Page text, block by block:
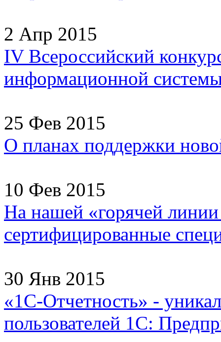
2 Апр 2015
IV Всероссийский
информационной
25 Фев 2015
О планах поддержки
10 Фев 2015
На нашей «горячей
сертифицированные
30 Янв 2015
«1С-Отчетность» -
пользователей 1С: